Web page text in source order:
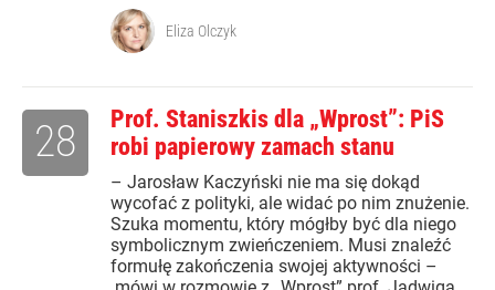
Eliza Olczyk
Prof. Staniszkis dla „Wprost”: PiS
robi papierowy zamach stanu
– Jarosław Kaczyński nie ma się dokąd
wycofać z polityki, ale widać po nim znużenie.
Szuka momentu, który mógłby być dla niego
symbolicznym zwieńczeniem. Musi znaleźć
formułę zakończenia swojej aktywności –
28